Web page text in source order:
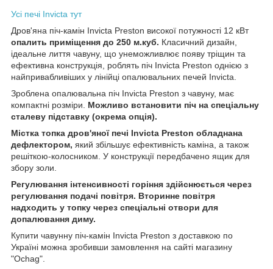
Усі печі Invicta тут
Дров'яна піч-камін Invicta Preston високої потужності 12 кВт
опалить приміщення до 250 м.куб. Класичний дизайн,
ідеальне лиття чавуну, що унеможливлює появу тріщин та
ефективна конструкція, роблять піч Invicta Preston однією з
найпривабливіших у лінійці опалювальних печей Invicta.
Зроблена опалювальна піч Invicta Preston з чавуну, має
компактні розміри. Можливо встановити піч на спеціальну
сталеву підставку (окрема опція).
Містка топка дров'яної печі Invicta Preston обладнана
дефлектором, який збільшує ефективність каміна, а також
решіткою-колосником. У конструкції передбачено ящик для
збору золи.
Регулювання інтенсивності горіння здійснюється через
регулювання подачі повітря. Вторинне повітря
надходить у топку через спеціальні отвори для
допалювання диму.
Купити чавунну піч-камін Invicta Preston з доставкою по
Україні можна зробивши замовлення на сайті магазину
"Ochag".